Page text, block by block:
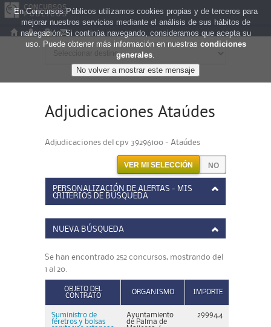
Adjudicaciones Ataúdes
Adjudicaciones del cpv 39296100 - Ataúdes
VER MI SELECCIÓN
PERSONALIZACIÓN DE ALERTAS - MIS
CRITERIOS DE BÚSQUEDA
NUEVA BÚSQUEDA
Se han encontrado 252 concursos, mostrando del
1 al 20.
OBJETO DEL
CONTRATO
ORGANISMO IMPORTE
Suministro de
féretros y bolsas
Ayuntamiento
de Palma de
29994,4
En Concursos Públicos utilizamos cookies propias y de terceros para
mejorar nuestros servicios mediante el análisis de sus hábitos de
navegación. Si continúa navegando, consideramos que acepta su
uso. Puede obtener más información en nuestras condiciones
generales.